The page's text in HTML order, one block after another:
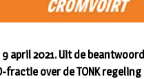
9 april 2021.Uit de
fractie over de TONK